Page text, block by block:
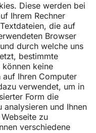
Diese werden bei
Ihrem Rechner
die auf
Browser
durch welche uns
bestimmte
keine
Ihren Computer
verwendet, um in
Form die
analysieren und Ihnen
zu
verschiedene